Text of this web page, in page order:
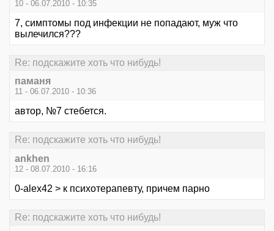
10 - 06.07.2010 - 10:35
7, симптомы под инфекции не попадают, муж что
вылечился???
Re: подскажите хоть что нибудь!
паманя
11 - 06.07.2010 - 10:36
автор, №7 стебется.
Re: подскажите хоть что нибудь!
ankhen
12 - 08.07.2010 - 16:16
0-alex42 > к психотерапевту, причем парно
Re: подскажите хоть что нибудь!